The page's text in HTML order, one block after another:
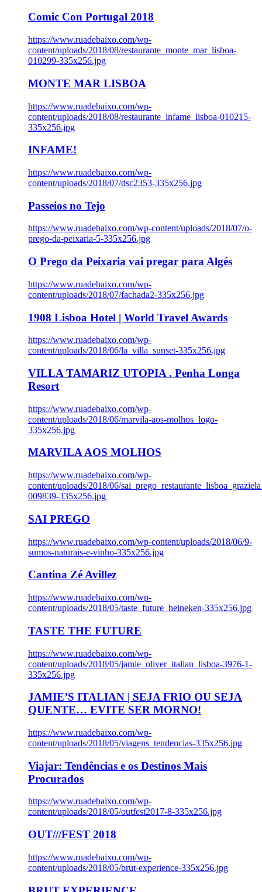
Comic Con Portugal 2018
https://www.ruadebaixo.com/wp-
content/uploads/2018/08/restaurante_monte_mar_lisboa-
010299-335x256.jpg
MONTE MAR LISBOA
https://www.ruadebaixo.com/wp-
content/uploads/2018/08/restaurante_infame_lisboa-010215-
335x256.jpg
INFAME!
https://www.ruadebaixo.com/wp-
content/uploads/2018/07/dsc2353-335x256.jpg
Passeios no Tejo
https://www.ruadebaixo.com/wp-content/uploads/2018/07/o-
prego-da-peixaria-5-335x256.jpg
O Prego da Peixaria vai pregar para Algés
https://www.ruadebaixo.com/wp-
content/uploads/2018/07/fachada2-335x256.jpg
1908 Lisboa Hotel | World Travel Awards
https://www.ruadebaixo.com/wp-
content/uploads/2018/06/la_villa_sunset-335x256.jpg
VILLA TAMARIZ UTOPIA . Penha Longa
Resort
https://www.ruadebaixo.com/wp-
content/uploads/2018/06/marvila-aos-molhos_logo-
335x256.jpg
MARVILA AOS MOLHOS
https://www.ruadebaixo.com/wp-
content/uploads/2018/06/
009839-335x256.jpg
SAI PREGO
https://www.ruadebaixo.com/wp-content/uploads/2018/06/9-
sumos-naturais-e-vinho-335x256.jpg
Cantina Zé Avillez
https://www.ruadebaixo.com/wp-
content/uploads/2018/05/taste_future_heineken-335x256.jpg
TASTE THE FUTURE
https://www.ruadebaixo.com/wp-
content/uploads/2018/05/jamie_oliver_italian_lisboa-3976-1-
335x256.jpg
JAMIE’S ITALIAN | SEJA FRIO OU SEJA
QUENTE… EVITE SER MORNO!
https://www.ruadebaixo.com/wp-
content/uploads/2018/05/viagens_tendencias-335x256.jpg
Viajar: Tendências e os Destinos Mais
Procurados
https://www.ruadebaixo.com/wp-
content/uploads/2018/05/outfest2017-8-335x256.jpg
OUT///FEST 2018
https://www.ruadebaixo.com/wp-
content/uploads/2018/05/brut-experience-335x256.jpg